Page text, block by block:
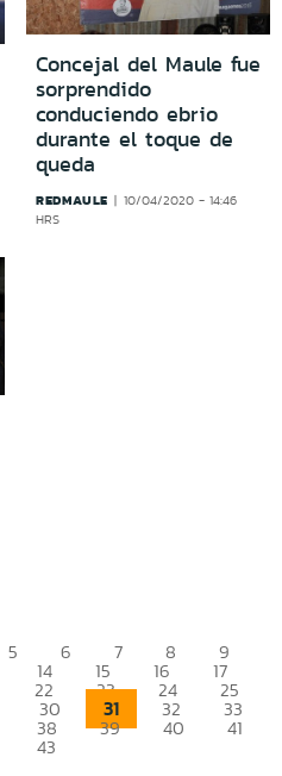
Concejal del Maule fue
sorprendido
conduciendo ebrio
durante el toque de
queda
REDMAULE
10/04/2020 - 14:46
HRS
5 6 7 8 9
14 15 16 17
22 23 24 25
30 31 32 33
38 39 40 41
43